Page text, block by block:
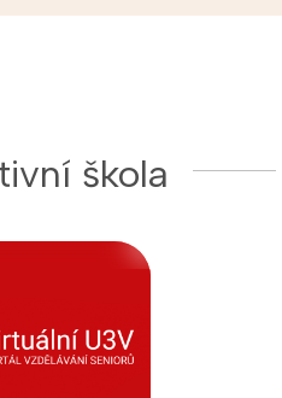
škola